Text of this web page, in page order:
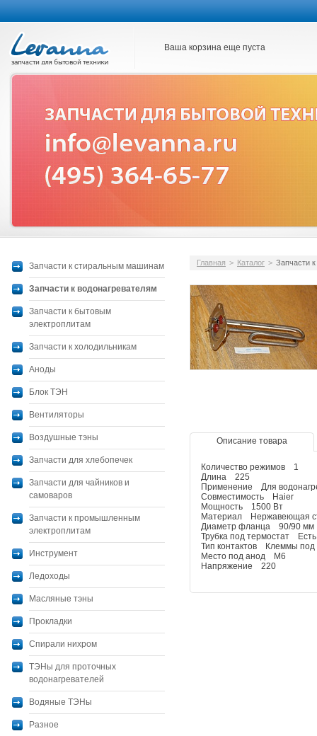
Ваша корзина еще пуста
Запчасти к стиральным машинам
Запчасти к водонагревателям
Запчасти к бытовым
электроплитам
Запчасти к холодильникам
Аноды
Блок ТЭН
Вентиляторы
Воздушные тэны
Запчасти для хлебопечек
Запчасти для чайников и
самоваров
Запчасти к промышленным
электроплитам
Инструмент
Ледоходы
Масляные тэны
Прокладки
Спирали нихром
ТЭНы для проточных
водонагревателей
Водяные ТЭНы
Разное
Главная > Каталог > Запчасти
Описание товара
Количество режимов 1
Длина 225
Применение Для
Совместимость Haier
Мощность 1500 Вт
Материал Нержавеющая
Диаметр фланца 90/90 мм
Трубка под термостат Есть
Тип контактов Клеммы под
Место под анод М6
Напряжение 220